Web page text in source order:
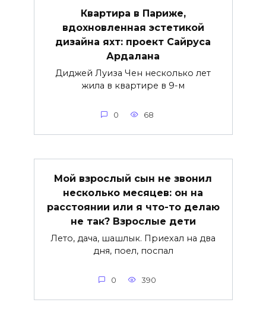
Квартира в Париже,
вдохновленная эстетикой
дизайна яхт: проект Сайруса
Ардалана
Диджей Луиза Чен несколько лет
жила в квартире в 9-м
0 68
Мой взрослый сын не звонил
несколько месяцев: он на
расстоянии или я что-то делаю
не так? Взрослые дети
Лето, дача, шашлык. Приехал на два
дня, поел, поспал
0 390